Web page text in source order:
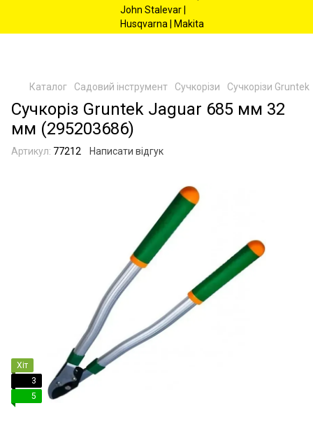
Каталог Садовий інструмент Сучкорізи Сучкорізи Gruntek
Сучкоріз Gruntek Jaguar 685 мм 32
мм (295203686)
Артикул: 77212 Написати відгук
Хіт
3
5